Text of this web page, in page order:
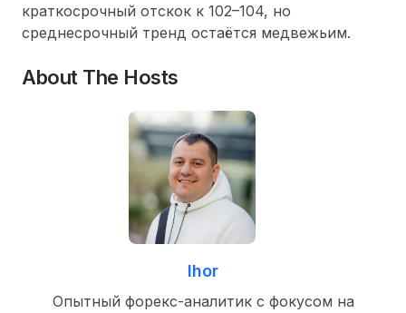
краткосрочный отскок к 102–104, но
среднесрочный тренд остаётся медвежьим.
About The Hosts
Ihor
Опытный форекс-аналитик с фокусом на